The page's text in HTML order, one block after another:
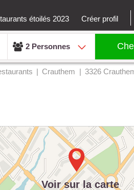
étoilés 2023 Créer profil
2 Personnes
Crauthem 3326
Voir sur la carte